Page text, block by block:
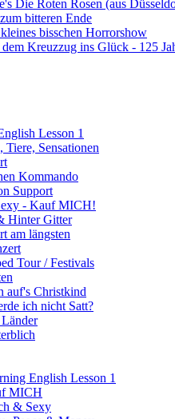
Die Roten Rosen (aus
bitteren Ende
bisschen Horrorshow
Kreuzzug ins Glück - 125
Lesson 1
Tiere, Sensationen
Kommando
Support
- Kauf MICH!
Hinter Gitter
am längsten
Tour / Festivals
auf's Christkind
ich nicht Satt?
English Lesson 1
MICH
& Sexy